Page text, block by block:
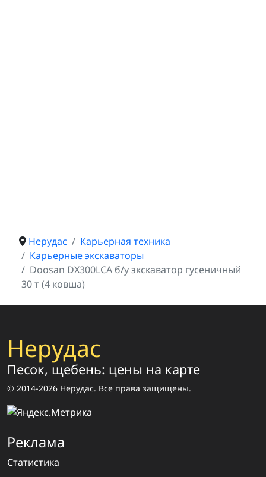
Нерудас
Карьерная техника
Карьерные экскаваторы
Doosan DX300LCA б/у экскаватор гусеничный
30 т (4 ковша)
Нерудас
Песок, щебень: цены на карте
© 2014-2026 Нерудас. Все права защищены.
Реклама
Статистика